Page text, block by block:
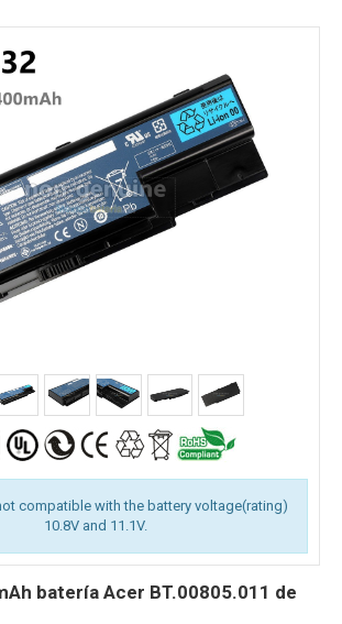
compatible with the battery voltage(rating)
10.8V and 11.1V.
batería Acer BT.00805.011 de